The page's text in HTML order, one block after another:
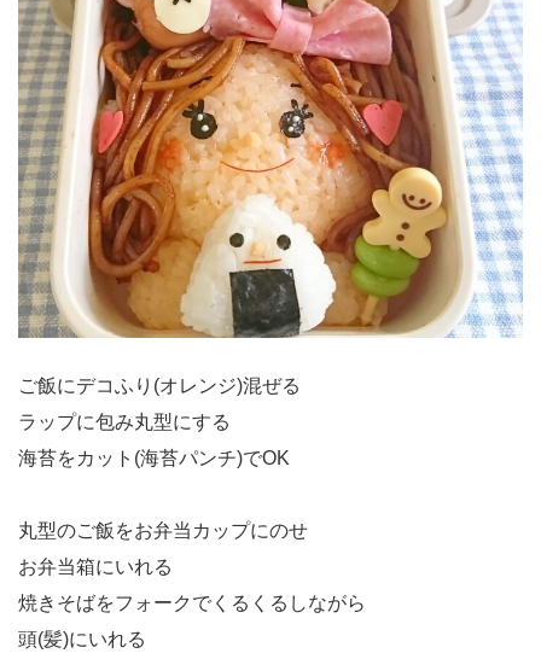
ご飯にデコふり(オレンジ)混ぜる
ラップに包み丸型にする
海苔をカット(海苔パンチ)でOK
丸型のご飯をお弁当カップにのせ
お弁当箱にいれる
焼きそばをフォークでくるくるしながら
頭(髪)にいれる